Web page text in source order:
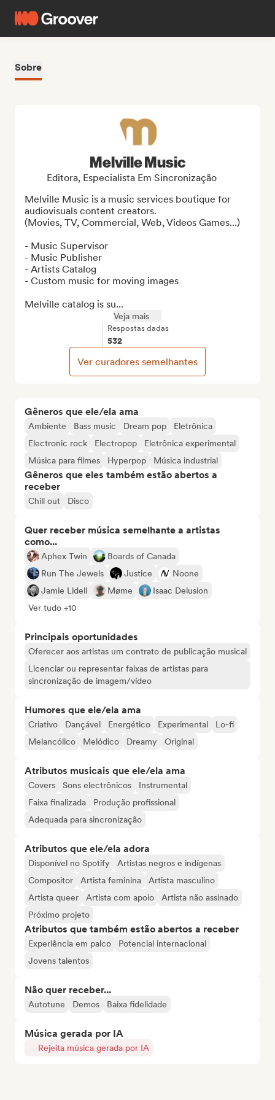
Sobre
Gêneros que ele/ela ama
Ambiente Bass music Dream pop
Eletrônica
Electronic rock
Electropop
Eletrônica experimental
Música para filmes
Hyperpop Música industrial
Gêneros que eles também estão abertos a
receber
Chill out Disco
Quer receber música semelhante a artistas
como...
Aphex Twin
Boards of Canada
Run The Jewels
Justice
Noone
Jamie Lidell
Møme
Isaac Delusion
Ver tudo +10
Principais oportunidades
Oferecer aos artistas um contrato de publicação musical
Licenciar ou representar faixas de artistas para
sincronização de imagem/vídeo
Humores que ele/ela ama
Criativo Dançável Energético Experimental
Lo-fi
Melancólico
Melódico Dreamy Original
Atributos musicais que ele/ela ama
Covers Sons electrônicos
Instrumental
Faixa finalizada
Produção profissional
Adequada para sincronização
Atributos que ele/ela adora
Disponível no Spotify
Artistas negros e indígenas
Compositor
Artista feminina
Artista masculino
Artista queer
Artista com apoio
Artista não assinado
Próximo projeto
Atributos que também estão abertos a receber
Experiência em palco
Potencial internacional
Jovens talentos
Não quer receber...
Autotune Demos Baixa fidelidade
Música gerada por IA
Rejeita música gerada por IA
Melville Music
Editora, Especialista Em Sincronização
Melville Music is a music services boutique for
audiovisuals content creators.
(Movies, TV, Commercial, Web, Videos Games...)
- Music Supervisor
- Music Publisher
- Artists Catalog
- Custom music for moving images
Melville catalog is su...
Veja mais
Respostas dadas
532
Ver curadores semelhantes